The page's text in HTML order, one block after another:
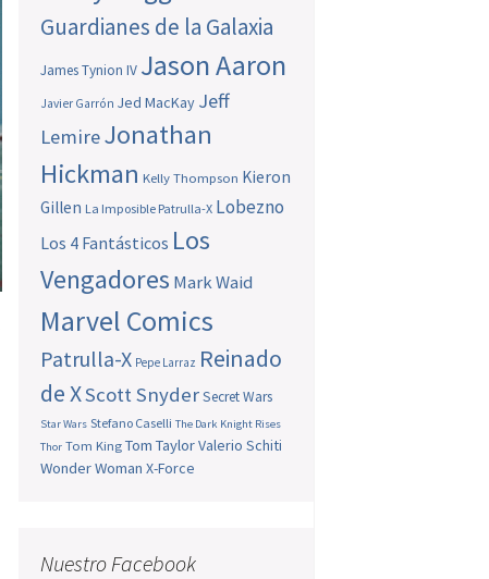
Guardianes de la Galaxia
James Tynion IV Jason Aaron
Javier Garrón Jed MacKay Jeff
LemireJonathan
Hickman Kelly Thompson Kieron
Gillen La Imposible Patrulla-X Lobezno
Los 4 Fantásticos Los
Vengadores Mark Waid
Marvel Comics
Patrulla-X Pepe Larraz Reinado
de XScott SnyderSecret Wars
Star Wars Stefano Caselli The Dark Knight Rises
Thor Tom King Tom TaylorValerio Schiti
Wonder Woman X-Force
Nuestro Facebook